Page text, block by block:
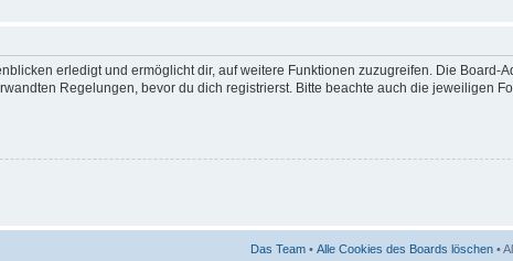
erledigt und ermöglicht dir, auf weitere Funktionen zuzugreifen. Die Board-
Regelungen, bevor du dich registrierst. Bitte beachte auch die jeweiligen
Das Team • Alle Cookies des Boards löschen •